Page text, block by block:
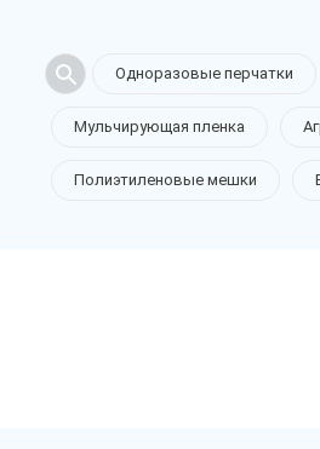
Одноразовые перчатки
Мульчирующая пленка
Полиэтиленовые мешки